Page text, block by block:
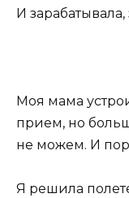
И зарабатывала,
Моя мама
прием, но
не можем. И
Я решила